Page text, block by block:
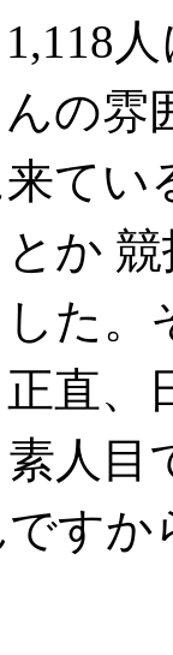
の雰
てい
か
た。
直、
人
すか